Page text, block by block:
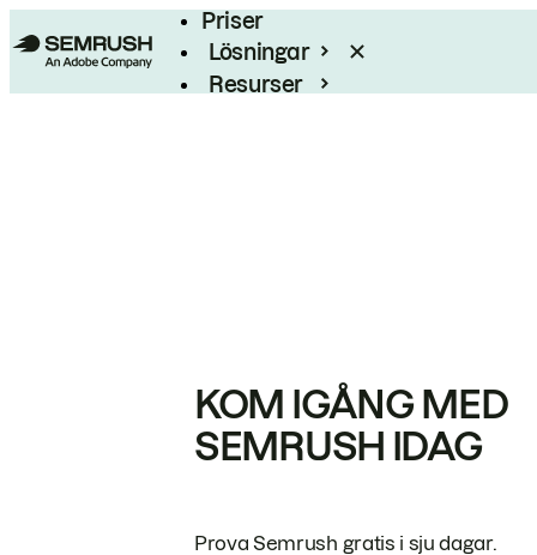
Priser
Lösningar
Resurser
KOM IGÅNG MED
SEMRUSH IDAG
Prova Semrush gratis i sju dagar.